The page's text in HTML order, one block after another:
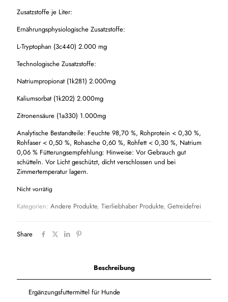
Zusatzstoffe je Liter:
Ernährungsphysiologische Zusatzstoffe:
L-Tryptophan (3c440) 2.000 mg
Technologische Zusatzstoffe:
Natriumpropionat (1k281) 2.000mg
Kaliumsorbat (1k202) 2.000mg
Zitronensäure (1a330) 1.000mg
Analytische Bestandteile: Feuchte 98,70 %, Rohprotein < 0,30 %,
Rohfaser < 0,50 %, Rohasche 0,60 %, Rohfett < 0,30 %, Natrium
0,06 % Fütterungsempfehlung: Hinweise: Vor Gebrauch gut
schütteln. Vor Licht geschützt, dicht verschlossen und bei
Zimmertemperatur lagern.
Nicht vorrätig
Kategorien: Andere Produkte, Tierliebhaber Produkte, Getreidefrei
Share
Beschreibung
Ergänzungsfuttermittel für Hunde